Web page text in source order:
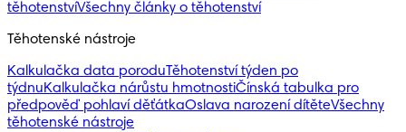
těhotenstvíVšechny články o těhotenství
Těhotenské nástroje
Kalkulačka data poroduTěhotenství týden po
týdnuKalkulačka nárůstu hmotnostiČínská tabulka pro
předpověď pohlaví děťátkaOslava narození dítěteVšechny
těhotenské nástroje